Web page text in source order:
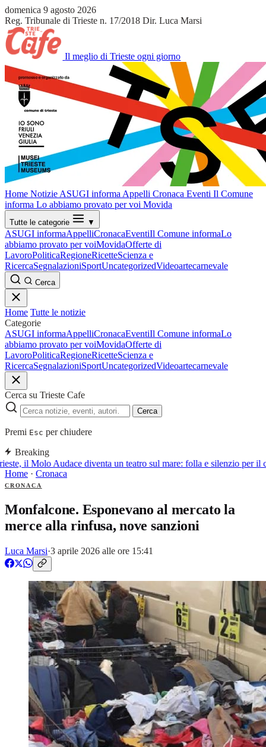
domenica 9 agosto 2026
Reg. Tribunale di Trieste n. 17/2018 Dir. Luca Marsi
Il meglio di Trieste ogni giorno
Home Notizie ASUGI informa Appelli Cronaca Eventi Il Comune
informa Lo abbiamo provato per voi Movida
Tutte le categorie ▼
ASUGI informaAppelliCronacaEventiIl Comune informaLo
abbiamo provato per voiMovidaOfferte di
LavoroPoliticaRegioneRicetteScienza e
RicercaSegnalazioniSportUncategorizedVideoartecarnevale
Cerca
Home Tutte le notizie
Categorie
ASUGI informaAppelliCronacaEventiIl Comune informaLo
abbiamo provato per voiMovidaOfferte di
LavoroPoliticaRegioneRicetteScienza e
RicercaSegnalazioniSportUncategorizedVideoartecarnevale
Cerca su Trieste Cafe
Cerca
Premi Esc per chiudere
Breaking
il Molo Audace diventa un teatro sul mare: folla e silenzio per il
Home · Cronaca
CRONACA
Monfalcone. Esponevano al mercato la
merce alla rinfusa, nove sanzioni
Luca Marsi·3 aprile 2026 alle ore 15:41